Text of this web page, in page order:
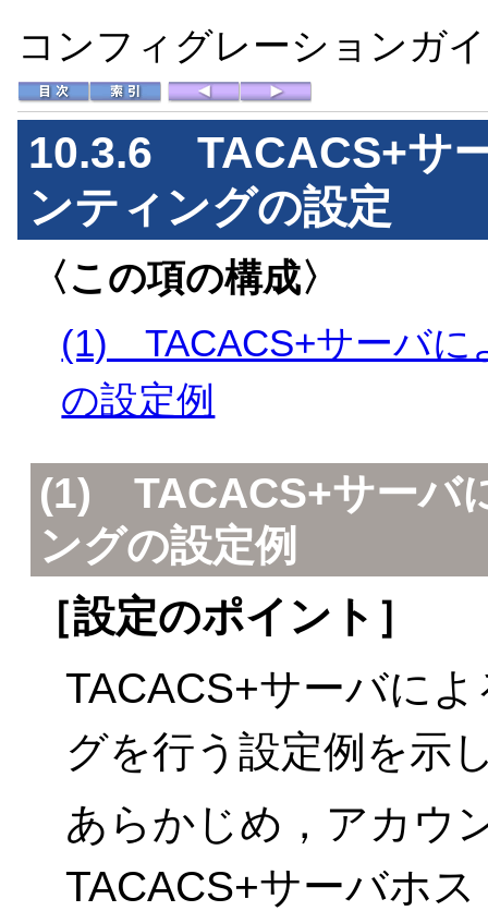
コンフィグレーションガ
10.3.6 TACACS+サ
ンティングの設定
〈この項の構成〉
(1) TACACS+サーバに
の設定例
(1) TACACS+サーバ
ングの設定例
［設定のポイント］
TACACS+サーバに
グを行う設定例を示
あらかじめ，アカウ
TACACS+サーバホ